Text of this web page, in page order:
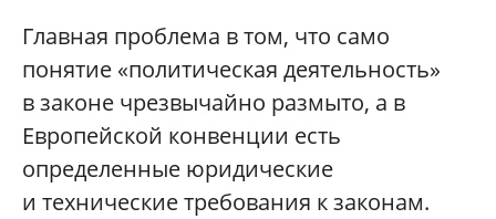
Главная проблема в том, что само
понятие «политическая деятельность»
в законе чрезвычайно размыто, а в
Европейской конвенции есть
определенные юридические
и технические требования к законам.